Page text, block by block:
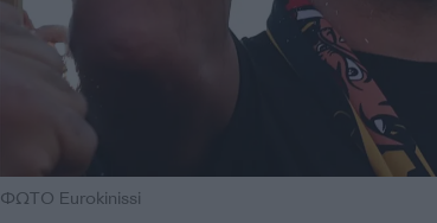
ΦΩΤΟ Eurokinissi